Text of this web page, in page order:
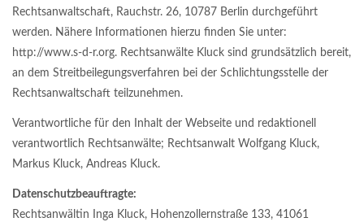
Rechtsanwaltschaft, Rauchstr. 26, 10787 Berlin durchgeführt
werden. Nähere Informationen hierzu finden Sie unter:
http://www.s-d-r.org. Rechtsanwälte Kluck sind grundsätzlich bereit,
an dem Streitbeilegungsverfahren bei der Schlichtungsstelle der
Rechtsanwaltschaft teilzunehmen.
Verantwortliche für den Inhalt der Webseite und redaktionell
verantwortlich Rechtsanwälte; Rechtsanwalt Wolfgang Kluck,
Markus Kluck, Andreas Kluck.
Datenschutzbeauftragte:
Rechtsanwältin Inga Kluck, Hohenzollernstraße 133, 41061